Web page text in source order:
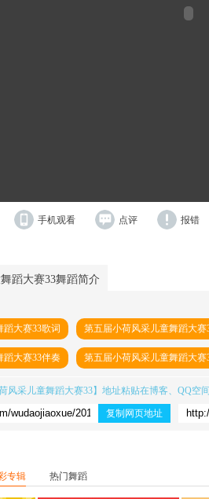
手机观看 点评 报错
蹈大赛33舞蹈简介
大赛33歌词 第五届小荷风采儿童舞蹈大赛
蹈大赛33伴奏 第五届小荷风采儿童舞蹈大赛
风采儿童舞蹈大赛33】地址粘贴在博客、QQ空
复制网页地址
专辑 热门舞蹈